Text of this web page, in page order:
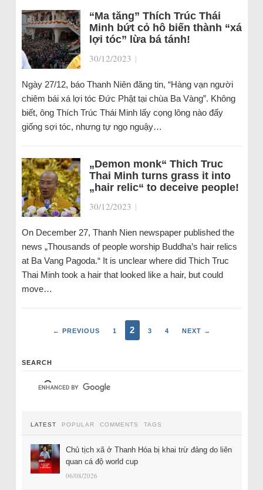
“Ma tăng” Thích Trúc Thái
Minh bứt cỏ hô biến thành “xá
lợi tóc” lừa bá tánh!
30/12/2023 |
Ngày 27/12, báo Thanh Niên đăng tin, “Hàng vạn người
chiêm bái xá lợi tóc Đức Phật tại chùa Ba Vàng”. Không
biết, ông Thích Trúc Thái Minh lấy cọng lông nào đấy
giống sợi tóc, nhưng tự ngọ nguậy…
„Demon monk“ Thich Truc
Thai Minh turns grass it into
„hair relic“ to deceive people!
30/12/2023 |
On December 27, Thanh Nien newspaper published the
news „Thousands of people worship Buddha’s hair relics
at Ba Vang Pagoda.“ It is unclear where did Thich Truc
Thai Minh took a hair that looked like a hair, but could
move…
← PREVIOUS 1 2 3 4 NEXT →
SEARCH
LATEST POPULAR COMMENTS TAGS
Chủ tịch xã ở Thanh Hóa bị khai trừ đảng do liên
quan cá độ world cup
06/08/2026